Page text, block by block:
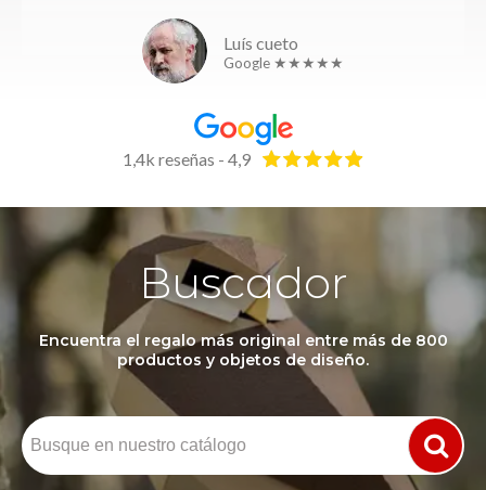
Luís cueto
Google ★★★★★
1,4k reseñas - 4,9
Buscador
Encuentra el regalo más original entre más de 800
productos y objetos de diseño.